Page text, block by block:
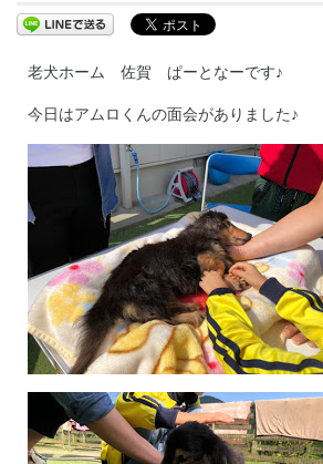
老犬ホーム 佐賀 ぱーとなーです♪
今日はアムロくんの面会がありました♪